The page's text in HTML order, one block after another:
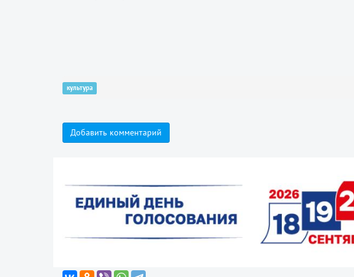
культура
Добавить комментарий